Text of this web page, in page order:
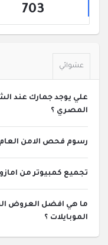
703
عشوائي
علي يوجد جمارك عند
المصري ؟
رسوم فحص الامن العام
تجميع كمبيوتر من
ما هي افضل العروض
الموبايلات ؟